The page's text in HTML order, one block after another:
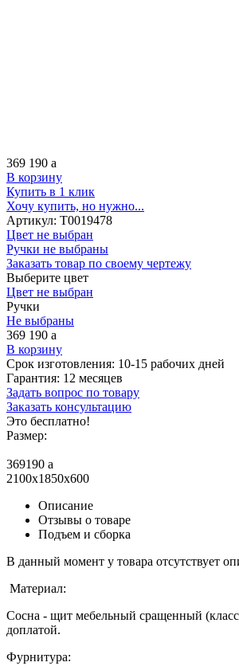
369 190 a
В корзину
Купить в 1 клик
Хочу купить, но нужно...
Артикул: Т0019478
Цвет не выбран
Ручки не выбраны
Заказать товар по своему чертежу
Выберите цвет
Цвет не выбран
Ручки
Не выбраны
369 190 a
В корзину
Срок изготовления: 10-15 рабочих дней
Гарантия: 12 месяцев
Задать вопрос по товару
Заказать консультацию
Это бесплатно!
Размер:
369190 a
2100x1850x600
Описание
Отзывы о товаре
Подъем и сборка
В данный момент у товара отсутствует
Материал:
Сосна - щит мебельный сращенный (класс
доплатой.
Фурнитура: